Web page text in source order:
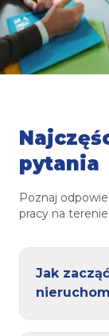
pytania
Poznaj
pracy na
Jak